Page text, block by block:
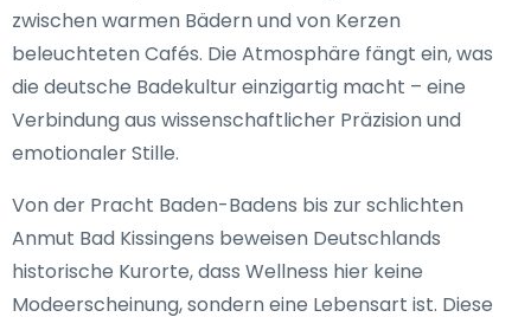
zwischen warmen Bädern und von Kerzen
beleuchteten Cafés. Die Atmosphäre fängt ein, was
die deutsche Badekultur einzigartig macht – eine
Verbindung aus wissenschaftlicher Präzision und
emotionaler Stille.
Von der Pracht Baden-Badens bis zur schlichten
Anmut Bad Kissingens beweisen Deutschlands
historische Kurorte, dass Wellness hier keine
Modeerscheinung, sondern eine Lebensart ist. Diese